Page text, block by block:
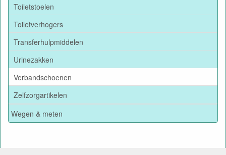
Toiletstoelen
Toiletverhogers
Transferhulpmiddelen
Urinezakken
Verbandschoenen
Zelfzorgartikelen
Wegen & meten